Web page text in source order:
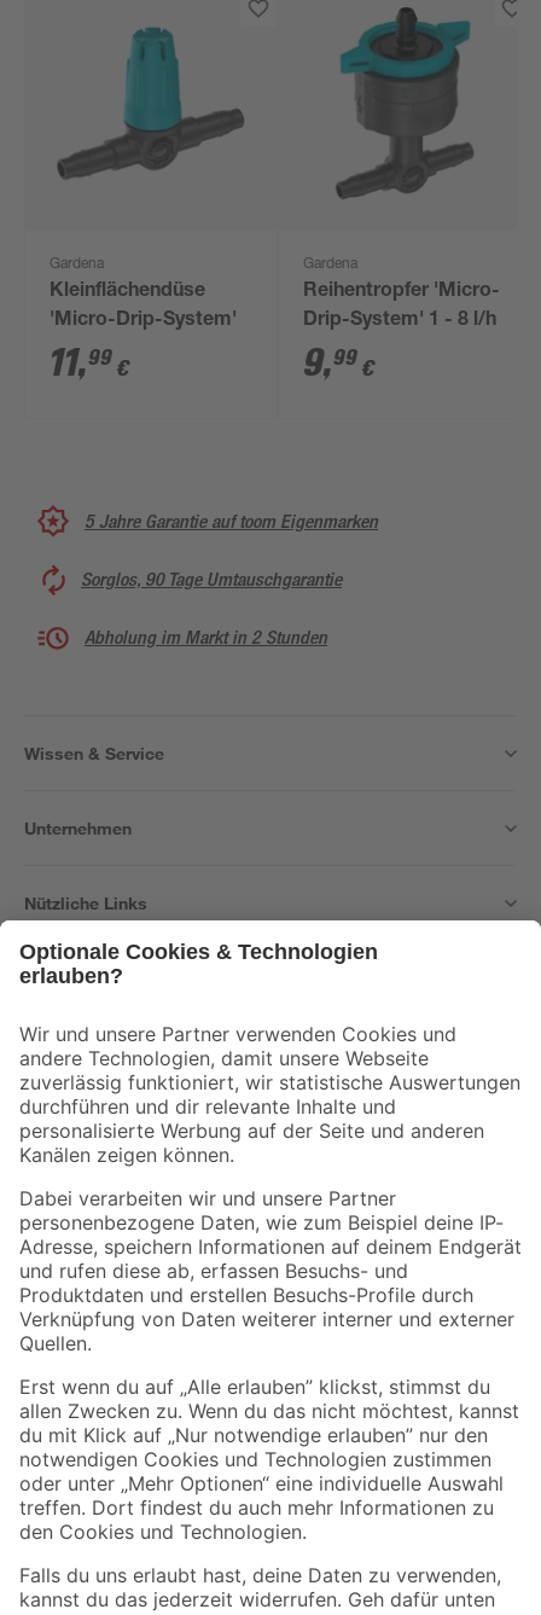
Gardena
Kleinflächendüse
'Micro-Drip-System'
11,99 €
Gardena
Reihentropfer 'Micro-
Drip-System' 1 - 8 l/h
9,99 €
5 Jahre Garantie auf toom Eigenmarken
Sorglos, 90 Tage Umtauschgarantie
Abholung im Markt in 2 Stunden
Wissen & Service
Unternehmen
Nützliche Links
Der toom Newsletter: Keine Angebote und Aktionen mehr verpassen!
Zur Newsletter Anmeldung
Folge uns
Zahlungsarten Versandarten
Sicher einkaufen
Jetzt die toom-App herunterladen
Alle Preisangaben in EUR inkl. gesetzl. MwSt.. Die dargestellten Angebote sind unter